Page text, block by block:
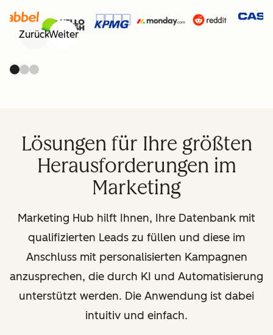
ZurückWeiter
Lösungen für Ihre größten
Herausforderungen im
Marketing
Marketing Hub hilft Ihnen, Ihre Datenbank mit
qualifizierten Leads zu füllen und diese im
Anschluss mit personalisierten Kampagnen
anzusprechen, die durch KI und Automatisierung
unterstützt werden. Die Anwendung ist dabei
intuitiv und einfach.